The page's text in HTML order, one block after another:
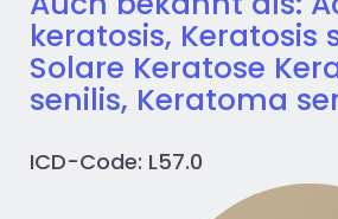
keratosis, Keratosis
Solare Keratose
senilis, Keratoma
ICD-Code: L57.0